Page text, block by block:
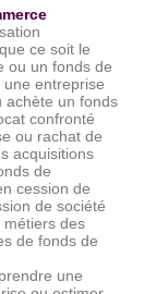
ce soit le
ou un fonds de
entreprise
achète un fonds
confronté
ou rachat de
acquisitions
de
cession de
de société
métiers des
de fonds de
une